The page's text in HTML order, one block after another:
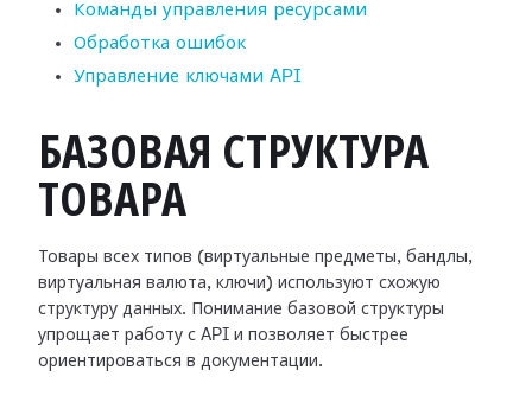
Команды управления ресурсами
Обработка ошибок
Управление ключами API
БАЗОВАЯ СТРУКТУРА
ТОВАРА
Товары всех типов (виртуальные предметы, бандлы,
виртуальная валюта, ключи) используют схожую
структуру данных. Понимание базовой структуры
упрощает работу с API и позволяет быстрее
ориентироваться в документации.